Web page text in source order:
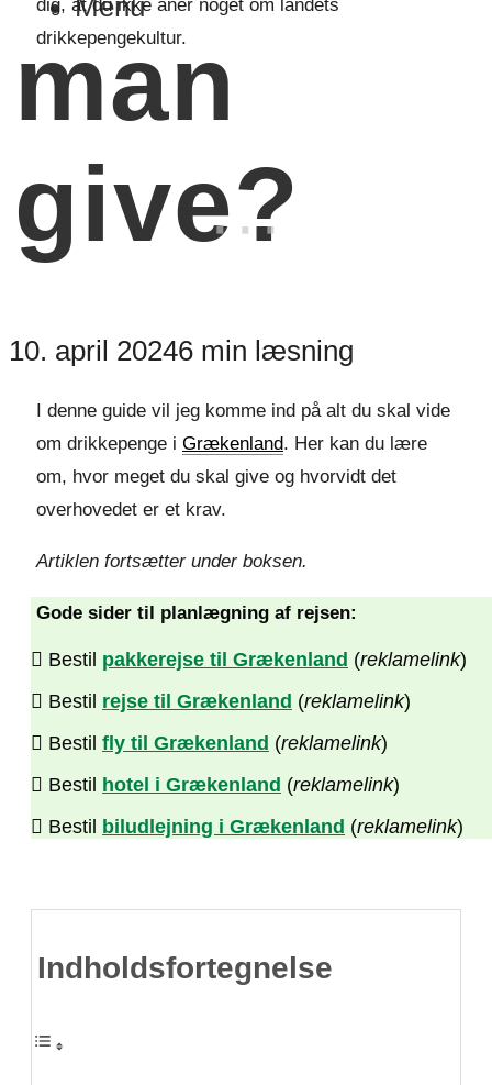
Menu
man
give?
10. april 20246 min læsning
dig, at du ikke aner noget om landets
drikkepengekultur.
I denne guide vil jeg komme ind på alt du skal vide
om drikkepenge i Grækenland. Her kan du lære
om, hvor meget du skal give og hvorvidt det
overhovedet er et krav.
Artiklen fortsætter under boksen.
Gode sider til planlægning af rejsen:
Bestil pakkerejse til Grækenland (reklamelink)
Bestil rejse til Grækenland (reklamelink)
Bestil fly til Grækenland (reklamelink)
Bestil hotel i Grækenland (reklamelink)
Bestil biludlejning i Grækenland (reklamelink)
Indholdsfortegnelse